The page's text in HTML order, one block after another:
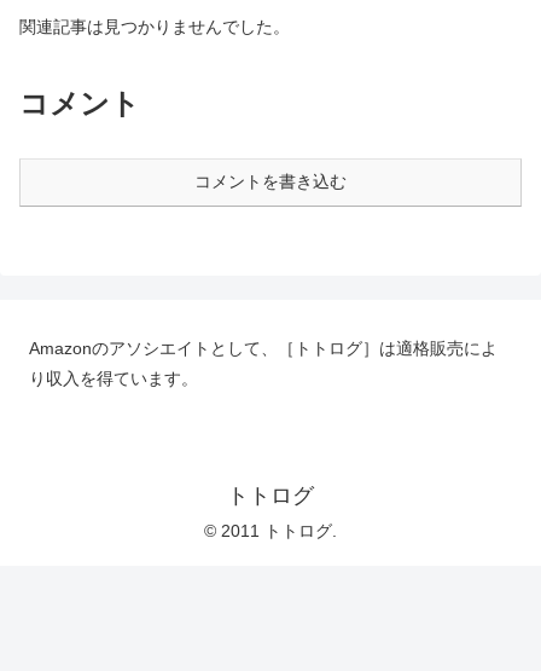
関連記事は見つかりませんでした。
コメント
コメントを書き込む
Amazonのアソシエイトとして、［トトログ］は適格販売によ
り収入を得ています。
トトログ
© 2011 トトログ.